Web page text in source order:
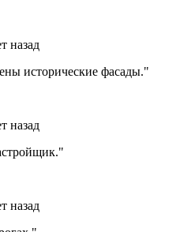
назад
исторические фасады."
назад
назад